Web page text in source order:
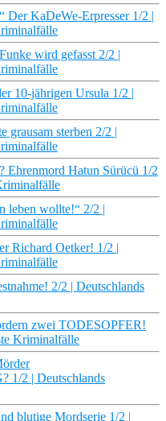
Der KaDeWe-Erpresser 1/2 |
wird gefasst 2/2 |
10-jährigen Ursula 1/2 |
grausam sterben 2/2 |
Ehrenmord Hatun Sürücü 1/2
leben wollte!“ 2/2 |
Richard Oetker! 1/2 |
2/2 | Deutschlands
zwei TODESOPFER!
Kriminalfälle
1/2 | Deutschlands
blutige Mordserie 1/2 |